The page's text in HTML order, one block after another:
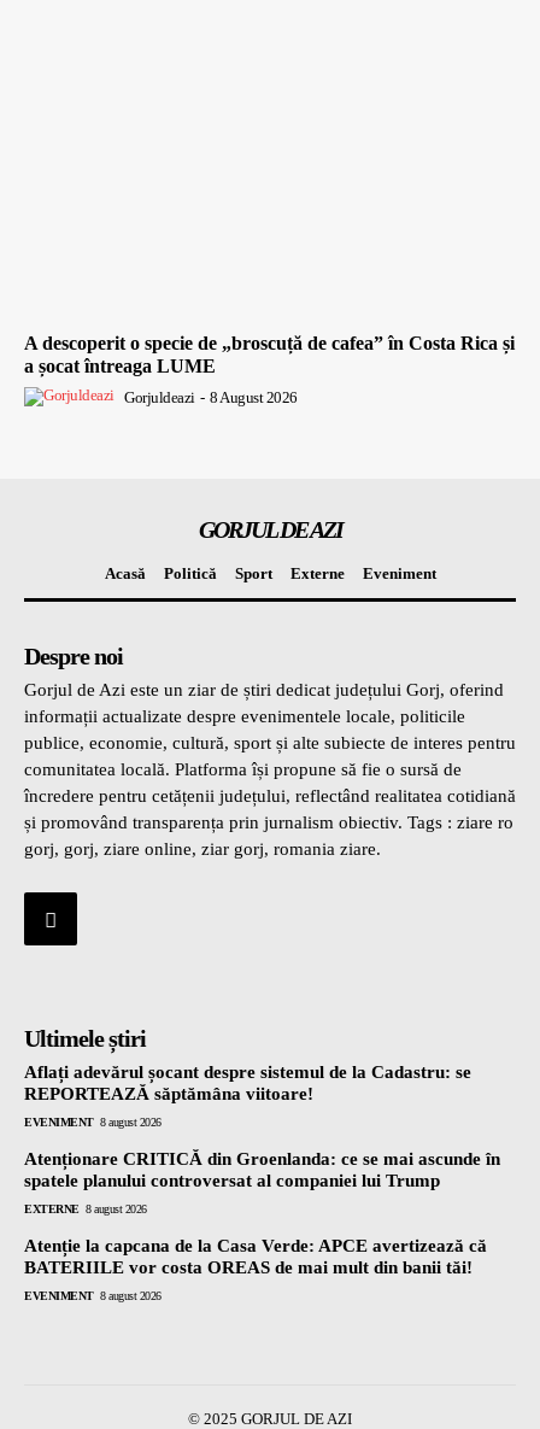
A descoperit o specie de „broscuță de cafea” în Costa Rica și
a șocat întreaga LUME
Gorjuldeazi - 8 August 2026
GORJUL DE AZI
Acasă Politică Sport Externe Eveniment
Despre noi
Gorjul de Azi este un ziar de știri dedicat județului Gorj, oferind
informații actualizate despre evenimentele locale, politicile
publice, economie, cultură, sport și alte subiecte de interes pentru
comunitatea locală. Platforma își propune să fie o sursă de
încredere pentru cetățenii județului, reflectând realitatea cotidiană
și promovând transparența prin jurnalism obiectiv. Tags : ziare ro
gorj, gorj, ziare online, ziar gorj, romania ziare.
Ultimele știri
Aflați adevărul șocant despre sistemul de la Cadastru: se
REPORTEAZĂ săptămâna viitoare!
EVENIMENT 8 august 2026
Atenționare CRITICĂ din Groenlanda: ce se mai ascunde în
spatele planului controversat al companiei lui Trump
EXTERNE 8 august 2026
Atenție la capcana de la Casa Verde: APCE avertizează că
BATERIILE vor costa OREAS de mai mult din banii tăi!
EVENIMENT 8 august 2026
© 2025 GORJUL DE AZI